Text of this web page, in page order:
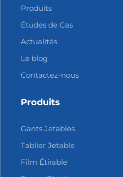
Produits
Études de Cas
Actualités
Le blog
Contactez-nous
Produits
Gants Jetables
Tablier Jetable
Film Étirable